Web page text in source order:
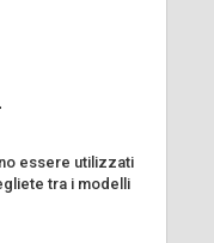
essere utilizzati
tra i modelli